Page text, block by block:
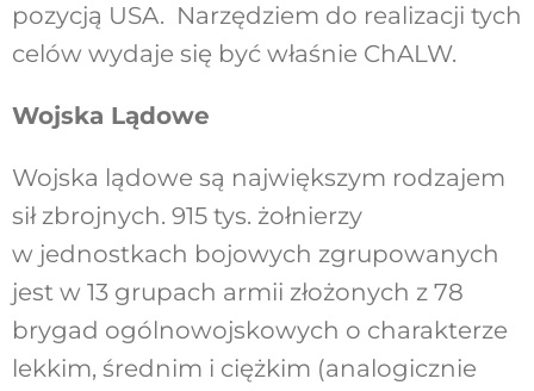
pozycją USA. Narzędziem do realizacji tych
celów wydaje się być właśnie ChALW.
Wojska Lądowe
Wojska lądowe są największym rodzajem
sił zbrojnych. 915 tys. żołnierzy
w jednostkach bojowych zgrupowanych
jest w 13 grupach armii złożonych z 78
brygad ogólnowojskowych o charakterze
lekkim, średnim i ciężkim (analogicznie